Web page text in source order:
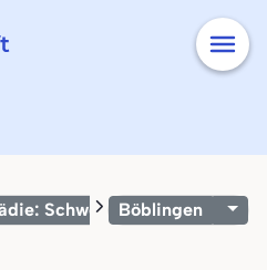
Schwerpunktpraxis
Böblingen